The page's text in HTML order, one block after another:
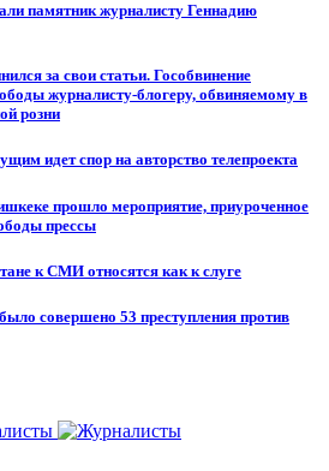
памятник журналисту Геннадию
за свои статьи. Гособвинение
журналисту-блогеру, обвиняемому в
розни
идет спор на авторство телепроекта
прошло мероприятие, приуроченное
прессы
к СМИ относятся как к слуге
совершено 53 преступления против